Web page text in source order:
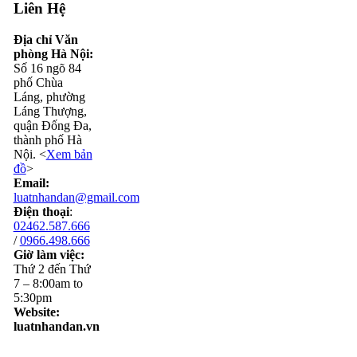
Liên Hệ
Địa chỉ Văn
phòng Hà Nội:
Số 16 ngõ 84
phố Chùa
Láng, phường
Láng Thượng,
quận Đống Đa,
thành phố Hà
Nội. <Xem bản
đồ>
Email:
luatnhandan@gmail.com
Điện thoại:
02462.587.666
/0966.498.666
Giờ làm việc:
Thứ 2 đến Thứ
7 – 8:00am to
5:30pm
Website:
luatnhandan.vn